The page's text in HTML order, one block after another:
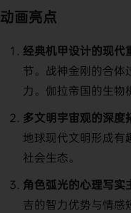
动画亮点
经典机甲设计的现代
节。战神金刚的合体
力。伽拉帝国的生物
多文明宇宙观的深度
地球现代文明形成有
社会生态。
角色弧光的心理写实
吉的智力优势与情感